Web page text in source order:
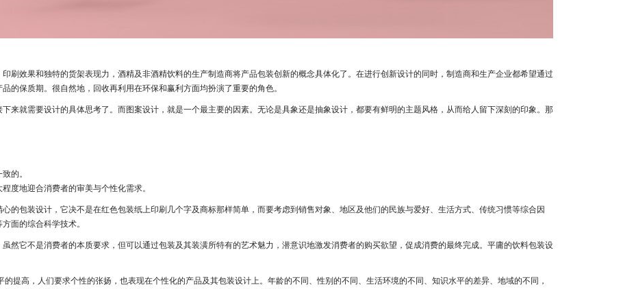
刷效果和独特的货架表现力，酒精及非酒精饮料的生产制造商将产品包装创新的概念具体化了。在进行创新设计的同时，制造商和生产企业都希望通过
的保质期。很自然地，回收再利用在环保和赢利方面均扮演了重要的角色。
来就需要设计的具体思考了。而图案设计，就是一个最主要的因素。无论是具象还是抽象设计，都要有鲜明的主题风格，从而给人留下深刻的印象。那
的。
度地迎合消费者的审美与个性化需求。
的包装设计，它决不是在红色包装纸上印刷几个字及商标那样简单，而要考虑到销售对象、地区及他们的民族与爱好、生活方式、传统习惯等综合因
面的综合科学技术。
然它不是消费者的本质要求，但可以通过包装及其装潢所特有的艺术魅力，潜意识地激发消费者的购买欲望，促成消费的最终完成。平庸的饮料包装设
提高，人们要求个性的张扬，也表现在个性化的产品及其包装设计上。年龄的不同、性别的不同、生活环境的不同、知识水平的差异、地域的不同，